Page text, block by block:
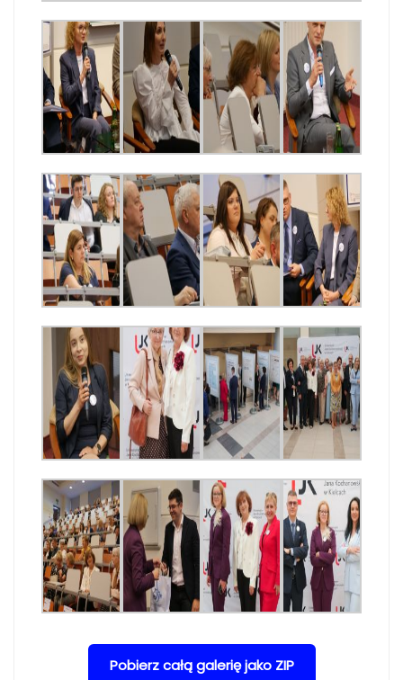
Pobierz całą galerię jako ZIP